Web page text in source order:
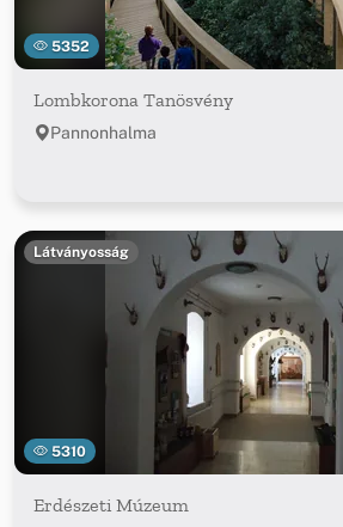
5352
Lombkorona Tanösvény
Pannonhalma
5310
Látványosság
Erdészeti Múzeum